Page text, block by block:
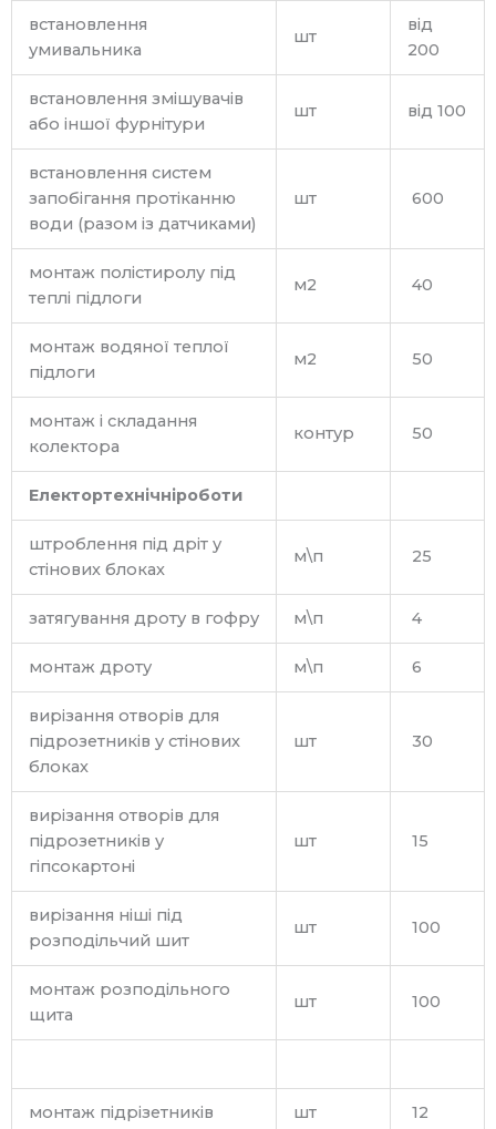
встановлення
умивальника
шт
від
200
встановлення змішувачів
або іншої фурнітури
шт від 100
встановлення систем
запобігання протіканню
води (разом із датчиками)
шт 600
монтаж полістиролу під
теплі підлоги
м2 40
монтаж водяної теплої
підлоги
м2 50
монтаж і складання
колектора
контур 50
Електортехнічніроботи
штроблення під дріт у
стінових блоках
м\п 25
затягування дроту в гофру м\п 4
монтаж дроту м\п 6
вирізання отворів для
підрозетників у стінових
блоках
шт 30
вирізання отворів для
підрозетників у
гіпсокартоні
шт 15
вирізання ніші під
розподільчий шит
шт 100
монтаж розподільного
щита
шт 100
монтаж підрізетників шт 12